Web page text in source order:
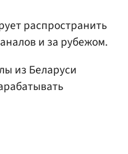
распространить
и за рубежом.
из Беларуси